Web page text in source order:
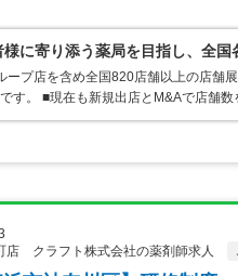
様に寄り添う薬局を目指し、全国
ープ店を含め全国820店舗以上の店舗
す。 ■現在も新規出店とM&Aで店舗
店 クラフト株式会社の薬剤師求人